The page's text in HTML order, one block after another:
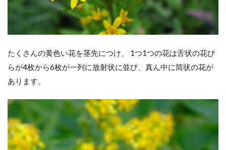
たくさんの黄色い花を茎先につけ、 1つ1つの花は舌状の花び
らが4枚から6枚が一列に放射状に並び、真ん中に筒状の花が
あります。